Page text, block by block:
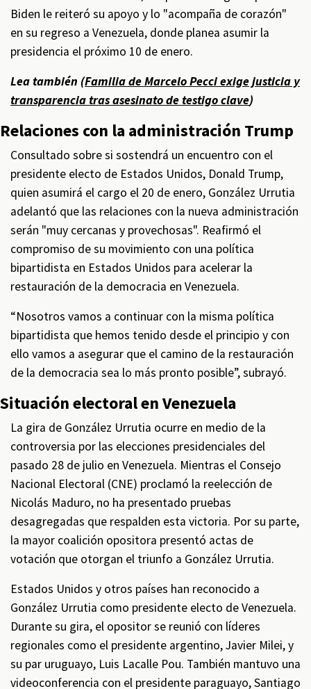
Biden le reiteró su apoyo y lo "acompaña de corazón"
en su regreso a Venezuela, donde planea asumir la
presidencia el próximo 10 de enero.
Lea también (Familia de Marcelo Pecci exige justicia y
transparencia tras asesinato de testigo clave)
Relaciones con la administración Trump
Consultado sobre si sostendrá un encuentro con el
presidente electo de Estados Unidos, Donald Trump,
quien asumirá el cargo el 20 de enero, González Urrutia
adelantó que las relaciones con la nueva administración
serán "muy cercanas y provechosas". Reafirmó el
compromiso de su movimiento con una política
bipartidista en Estados Unidos para acelerar la
restauración de la democracia en Venezuela.
“Nosotros vamos a continuar con la misma política
bipartidista que hemos tenido desde el principio y con
ello vamos a asegurar que el camino de la restauración
de la democracia sea lo más pronto posible”, subrayó.
Situación electoral en Venezuela
La gira de González Urrutia ocurre en medio de la
controversia por las elecciones presidenciales del
pasado 28 de julio en Venezuela. Mientras el Consejo
Nacional Electoral (CNE) proclamó la reelección de
Nicolás Maduro, no ha presentado pruebas
desagregadas que respalden esta victoria. Por su parte,
la mayor coalición opositora presentó actas de
votación que otorgan el triunfo a González Urrutia.
Estados Unidos y otros países han reconocido a
González Urrutia como presidente electo de Venezuela.
Durante su gira, el opositor se reunió con líderes
regionales como el presidente argentino, Javier Milei, y
su par uruguayo, Luis Lacalle Pou. También mantuvo una
videoconferencia con el presidente paraguayo, Santiago